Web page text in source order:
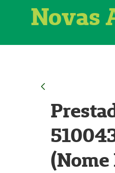
Novas